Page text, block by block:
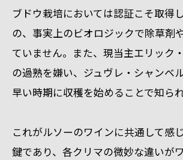
ブドウ栽培においては認証こそ取得
の、事実上のビオロジックで除草剤
ていません。また、現当主エリック
の過熟を嫌い、ジュヴレ・シャンベ
早い時期に収穫を始めることで知られ
これがルソーのワインに共通して感
鍵であり、各クリマの微妙な違いが